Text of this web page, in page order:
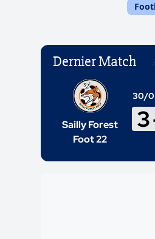
Dernier Match
Sailly Forest
Foot 22
30/
3